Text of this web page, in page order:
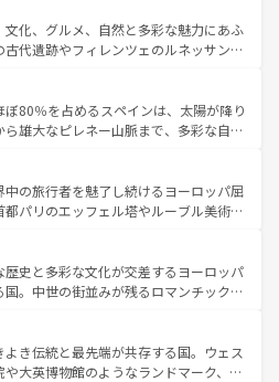
文化、グルメ、自然と多彩な魅力にあふ
古代遺跡やフィレンツェのルネッサンス
美しい田園風景やアマルフィ海岸の絶
も見逃せない。観光の合間には、本場の
絶品のイタリア料理を堪能することも
アで、忘れられない旅をしてみよう！
リア情報はコンテンツ一覧 を参照してほ
ぼ80％を占めるスペインは、太陽が降り
雄大なピレネー山脈まで、多彩な自然
では、情熱的なフラメンコ、熱気あふ
美味しいタパスが生活の一部となってい
の洗練された雰囲気や、バルセロナの
なビーチリゾートまで多彩な表情を見
て風土や気候が異なるスペインはその個
性で訪れる人を魅了する。 なお、新着のスペイン情報はコ
中の旅行者を魅了し続けるヨーロッパ屈
パリのエッフェル塔やルーブル美術館
まっている。華麗な宮殿、歴史的な大
チ、そして豊かな自然が、訪れる者を心
た、フランスは美食の国としても知ら
発祥地であるランス、プロヴァンスの
ー畑など、多彩な楽しみ方が可能だ。さ
地域にも魅力が溢れており、どの街角に
歴史と多彩な文化が交差するヨーロッパ
国。中世の街並みが残るロマンチック街
どこを歩いても飽きることがない。ベ
気、バイエルン州のアルプスの絶景、そ
のワイン畑といった風景は必見。ビール
よき伝統と最先端が共存する国。ウェス
や大英博物館のようなランドマーク、歴